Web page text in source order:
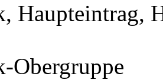
Haupteintrag,
Obergruppe